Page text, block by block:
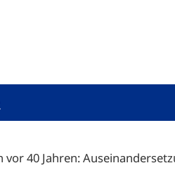
vor 40 Jahren: